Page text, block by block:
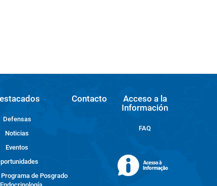
Defensas
Noticias
Eventos
de Posgrado
Contacto
Acceso a la
Información
FAQ